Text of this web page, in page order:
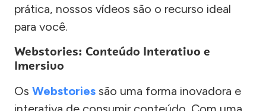
prática, nossos vídeos são o recurso ideal
para você.
Webstories: Conteúdo Interativo e
Imersivo
Os Webstories são uma forma inovadora e